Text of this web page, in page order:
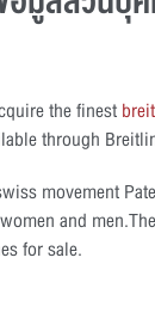
the finest
through
movement
and
for sale.